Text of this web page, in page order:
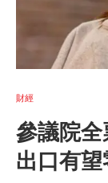
財經
參議院
出口有